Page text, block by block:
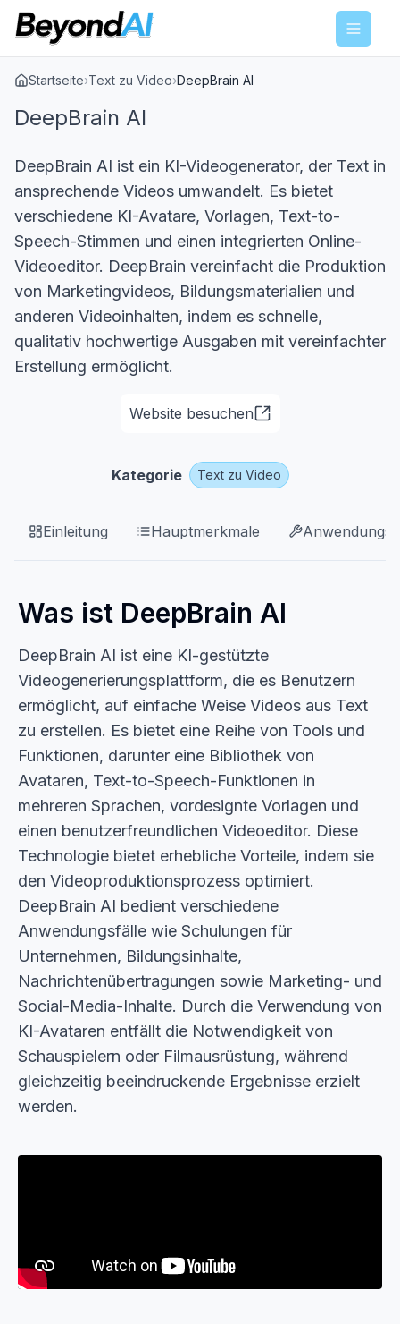
Menu
Startseite›Text zu Video›DeepBrain AI
DeepBrain AI
DeepBrain AI ist ein KI-Videogenerator, der Text in
ansprechende Videos umwandelt. Es bietet
verschiedene KI-Avatare, Vorlagen, Text-to-
Speech-Stimmen und einen integrierten Online-
Videoeditor. DeepBrain vereinfacht die Produktion
von Marketingvideos, Bildungsmaterialien und
anderen Videoinhalten, indem es schnelle,
qualitativ hochwertige Ausgaben mit vereinfachter
Erstellung ermöglicht.
Website besuchen
Kategorie Text zu Video
Einleitung Hauptmerkmale
Was ist DeepBrain AI
DeepBrain AI ist eine KI-gestützte
Videogenerierungsplattform, die es Benutzern
ermöglicht, auf einfache Weise Videos aus Text
zu erstellen. Es bietet eine Reihe von Tools und
Funktionen, darunter eine Bibliothek von
Avataren, Text-to-Speech-Funktionen in
mehreren Sprachen, vordesignte Vorlagen und
einen benutzerfreundlichen Videoeditor. Diese
Technologie bietet erhebliche Vorteile, indem sie
den Videoproduktionsprozess optimiert.
DeepBrain AI bedient verschiedene
Anwendungsfälle wie Schulungen für
Unternehmen, Bildungsinhalte,
Nachrichtenübertragungen sowie Marketing- und
Social-Media-Inhalte. Durch die Verwendung von
KI-Avataren entfällt die Notwendigkeit von
Schauspielern oder Filmausrüstung, während
gleichzeitig beeindruckende Ergebnisse erzielt
werden.